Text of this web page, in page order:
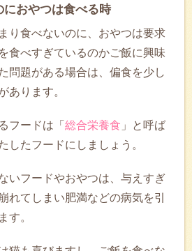
おやつは食べる時
り食べないのに、おやつは要求
食べすぎているのかご飯に興味
問題がある場合は、偏食を少し
あります。
フードは「 総合栄養食 」と呼ば
したフードにしましょう。
いフードやおやつは、与えすぎ
れてしまい肥満などの病気を引
す。